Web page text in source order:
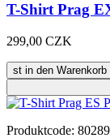
T-Shirt Prag
299,00 CZK
st in den Warenkorb
Produktcode: